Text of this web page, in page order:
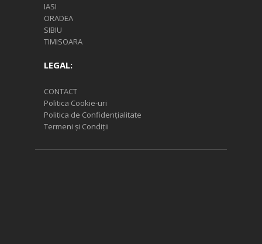
IASI
ORADEA
SIBIU
TIMISOARA
LEGAL:
CONTACT
Politica Cookie-uri
Politica de Confidențialitate
Termeni și Condiții